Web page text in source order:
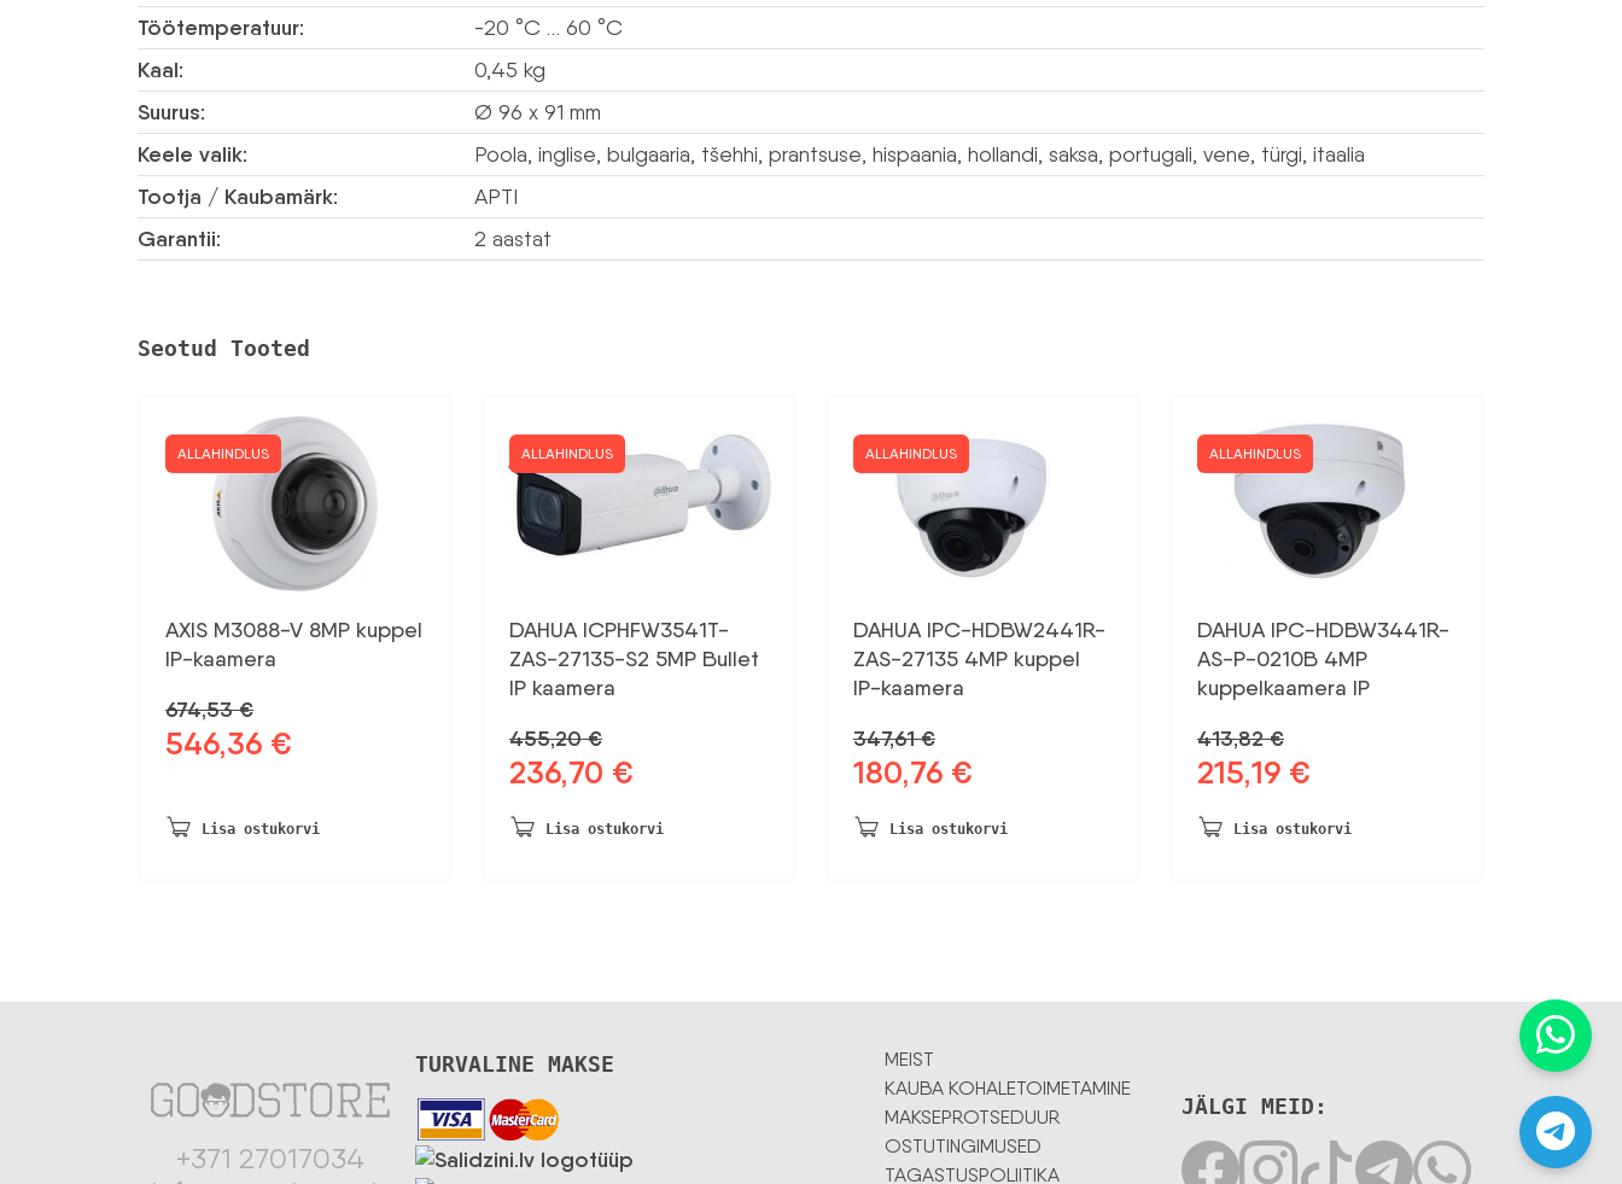
Töötemperatuur: -20 °C … 60 °C
Kaal: 0,45 kg
Suurus: Ø 96 x 91 mm
Keele valik: Poola, inglise, bulgaaria, tšehhi, prantsuse, hispaania, hollandi, saksa, portugali, vene, türgi, itaalia
Tootja / Kaubamärk: APTI
Garantii: 2 aastat
Seotud Tooted
ALLAHINDLUS
AXIS M3088-V 8MP kuppel
IP-kaamera
674,53€
Algne
674,53 €.
546,36 €
546,36 €.
Lisa ostukorvi
ALLAHINDLUS
DAHUA ICPHFW3541T-
ZAS-27135-S2 5MP Bullet
IP kaamera
455,20€
Algne
oli:
236,70 €
on:
Lisa ostukorvi
ALLAHINDLUS
DAHUA IPC-HDBW2441R-
ZAS-27135 4MP kuppel
IP-kaamera
347,61€
Algne
oli:
180,76 €
on:
Lisa ostukorvi
ALLAHINDLUS
DAHUA IPC-HDBW3441R-
AS-P-0210B 4MP
kuppelkaamera IP
413,82€
Algne
oli:
215,19 €
on:
Lisa ostukorvi
+371 27017034
TURVALINE MAKSE
MEIST
KAUBA KOHALETOIMETAMINE
MAKSEPROTSEDUUR
OSTUTINGIMUSED
TAGASTUSPOLIITIKA
JÄLGI MEID: